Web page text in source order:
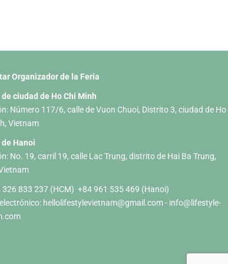
Organizador de la Feria
ciudad de Ho Chi Minh
Número 117/6, calle de Vuon Chuoi, Distrito 3, ciudad de Ho
Vietnam
Hanoi
No. 19, carril 19, calle Lac Trung, distrito de Hai Ba Trung,
326 833 237 (HCM) +84 961 535 469 (Hanoi)
hellolifestylevietnam@gmail.com- info@lifestyle-